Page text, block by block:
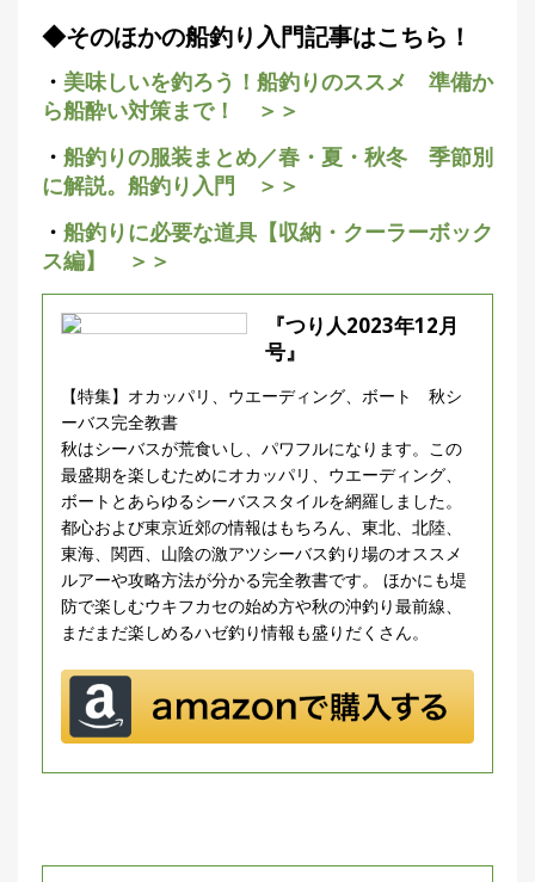
◆そのほかの船釣り入門記事はこちら！
・ 美味しいを釣ろう！船釣りのススメ 準備か
ら船酔い対策まで！ ＞＞
・ 船釣りの服装まとめ／春・夏・秋冬 季節別
に解説。船釣り入門 ＞＞
・ 船釣りに必要な道具【収納・クーラーボック
ス編】 ＞＞
『つり人2023年12月
号』
【特集】オカッパリ、ウエーディング、ボート 秋シ
ーバス完全教書
秋はシーバスが荒食いし、パワフルになります。この
最盛期を楽しむためにオカッパリ、ウエーディング、
ボートとあらゆるシーバススタイルを網羅しました。
都心および東京近郊の情報はもちろん、東北、北陸、
東海、関西、山陰の激アツシーバス釣り場のオススメ
ルアーや攻略方法が分かる完全教書です。 ほかにも堤
防で楽しむウキフカセの始め方や秋の沖釣り最前線、
まだまだ楽しめるハゼ釣り情報も盛りだくさん。